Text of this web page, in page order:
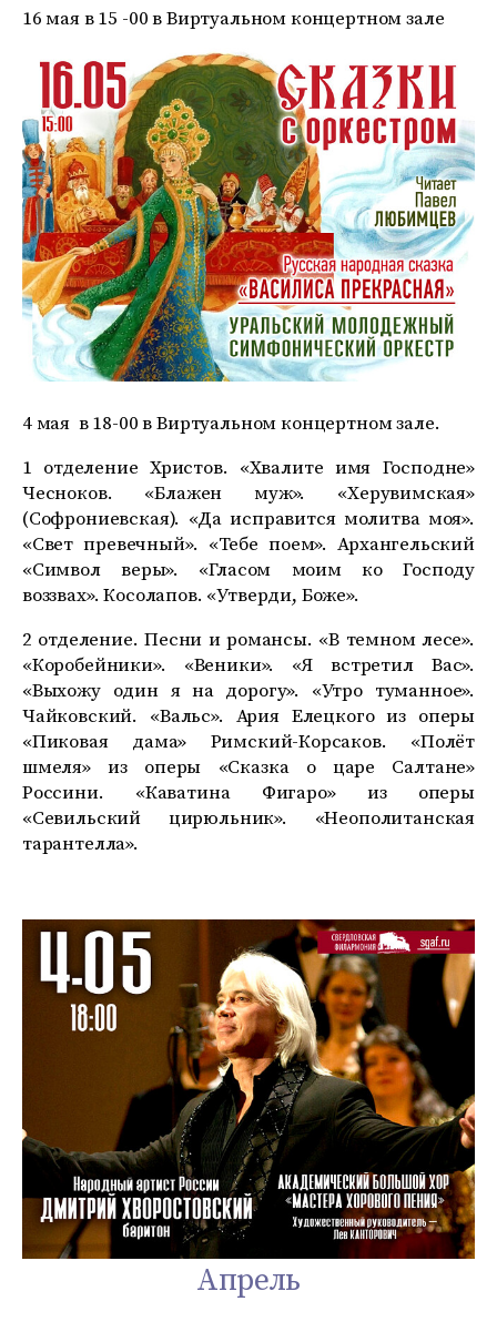
16 мая в 15 -00 в Виртуальном концертном зале
4 мая в 18-00 в Виртуальном концертном зале.
1 отделение Христов. «Хвалите имя Господне»
Чесноков. «Блажен муж». «Херувимская»
(Софрониевская). «Да исправится молитва моя».
«Свет превечный». «Тебе поем». Архангельский
«Символ веры». «Гласом моим ко Господу
воззвах». Косолапов. «Утверди, Боже».
2 отделение. Песни и романсы. «В темном лесе».
«Коробейники». «Веники». «Я встретил Вас».
«Выхожу один я на дорогу». «Утро туманное».
Чайковский. «Вальс». Ария Елецкого из оперы
«Пиковая дама» Римский-Корсаков. «Полёт
шмеля» из оперы «Сказка о царе Салтане»
Россини. «Каватина Фигаро» из оперы
«Севильский цирюльник». «Неополитанская
тарантелла».
Апрель